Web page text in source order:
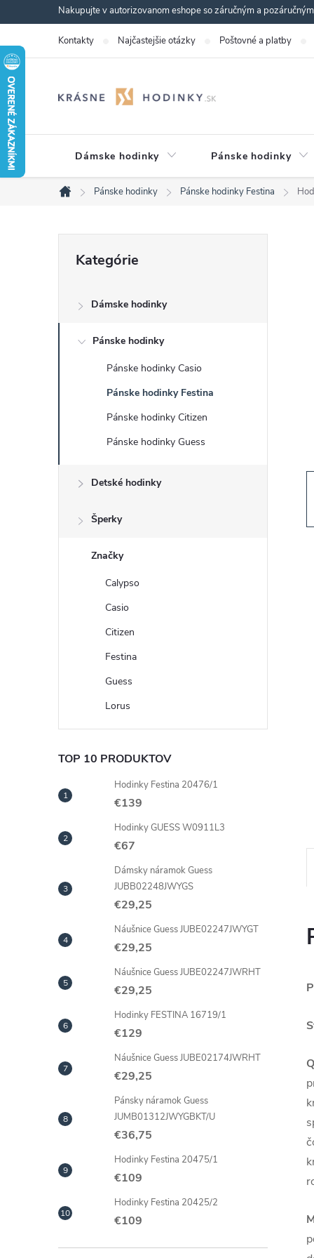
na
obsah
Nakupujte v autorizovanom eshope so záručným a
Kontakty Najčastejšie otázky Poštovné a platby
Dámske hodinky Pánske hodinky
Domov
Pánske hodinky Pánske hodinky Festina
č
a
kategórie
Kategórie
Dámske hodinky
Pánske hodinky
Pánske hodinky Casio
Pánske hodinky Festina
Pánske hodinky Citizen
Pánske hodinky Guess
Detské hodinky
Šperky
Značky
Calypso
Casio
Citizen
Festina
Guess
Lorus
TOP 10 PRODUKTOV
Hodinky Festina 20476/1
€139
Hodinky GUESS W0911L3
€67
Dámsky náramok Guess
JUBB02248JWYGS
€29,25
Náušnice Guess JUBE02247JWYGT
€29,25
Náušnice Guess JUBE02247JWRHT
€29,25
Hodinky FESTINA 16719/1
€129
Náušnice Guess JUBE02174JWRHT
€29,25
Pánsky náramok Guess
JUMB01312JWYGBKT/U
€36,75
Hodinky Festina 20475/1
€109
Hodinky Festina 20425/2
€109